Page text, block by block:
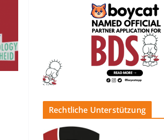
Rechtliche Unterstützung